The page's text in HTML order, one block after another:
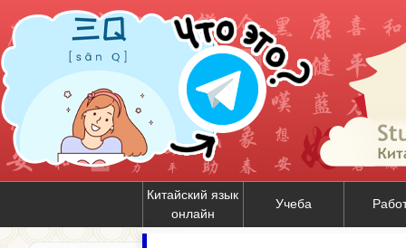
Китайский язык
онлайн
Учеба